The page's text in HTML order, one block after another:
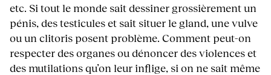
etc. Si tout le monde sait dessiner grossièrement un
pénis, des testicules et sait situer le gland, une vulve
ou un clitoris posent problème. Comment peut-on
respecter des organes ou dénoncer des violences et
des mutilations qu’on leur inflige, si on ne sait même